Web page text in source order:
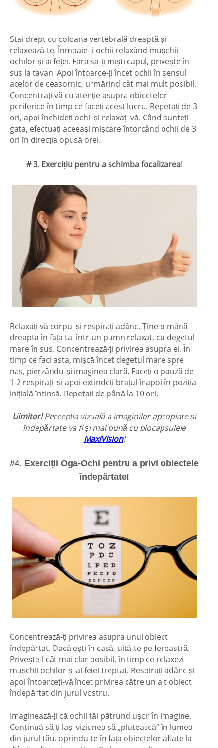
Stai drept cu coloana vertebrală dreaptă și
relaxează-te. Înmoaie-ți ochii relaxând mușchii
ochilor și ai feței. Fără să-ți miști capul, privește în
sus la tavan. Apoi întoarce-ți încet ochii în sensul
acelor de ceasornic, urmărind cât mai mult posibil.
Concentrați-vă cu atenție asupra obiectelor
periferice în timp ce faceți acest lucru. Repetați de 3
ori, apoi închideți ochii și relaxați-vă. Când sunteți
gata, efectuați aceeași mișcare întorcând ochii de 3
ori în direcția opusă orei.
# 3. Exercițiu pentru a schimba focalizarea!
Relaxați-vă corpul și respirați adânc. Ține o mână
dreaptă în fața ta, într-un pumn relaxat, cu degetul
mare în sus. Concentrează-ți privirea asupra ei. În
timp ce faci asta, mișcă încet degetul mare spre
nas, pierzându-și imaginea clară. Faceți o pauză de
1-2 respirații și apoi extindeți brațul înapoi în poziția
inițială întinsă. Repetați de până la 10 ori.
Uimitor!Percepția vizuală a imaginilor apropiate și
îndepărtate va fi și mai bună cu biocapsulele
MaxiVision!
#4. Exerciții Oga-Ochi pentru a privi obiectele
îndepărtate!
Concentrează-ți privirea asupra unui obiect
îndepărtat. Dacă ești în casă, uită-te pe fereastră.
Privește-l cât mai clar posibil, în timp ce relaxezi
mușchii ochilor și ai feței treptat. Respirați adânc și
apoi întoarceți-vă încet privirea către un alt obiect
îndepărtat din jurul vostru.
Imaginează-ți că ochii tăi pătrund ușor în imagine.
Continuă să-ți lași viziunea să „plutească” în lumea
din jurul tău, oprindu-te în fața obiectelor aflate la